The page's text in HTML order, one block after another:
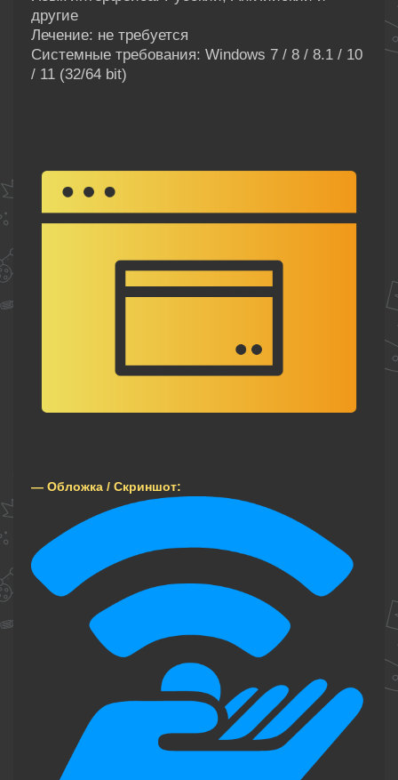
другие
Лечение: не требуется
Системные требования: Windows 7 / 8 / 8.1 / 10
/ 11 (32/64 bit)
— Обложка / Скриншот: